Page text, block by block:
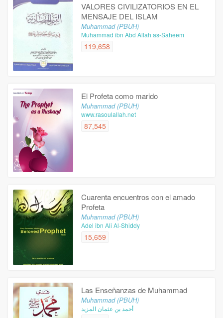
VALORES CIVILIZATORIOS EN EL
MENSAJE DEL ISLAM
Muhammad (PBUH)
Muhammad ibn Abd Allah as-Saheem
119,658
El Profeta como marido
Muhammad (PBUH)
www.rasoulallah.net
87,545
Cuarenta encuentros con el amado
Profeta
Muhammad (PBUH)
Adel ibn Ali Al-Shiddy
15,659
Las Enseñanzas de Muhammad
Muhammad (PBUH)
أحمد بن عثمان المزيد